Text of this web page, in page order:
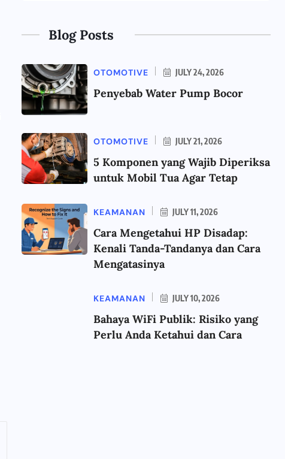
Blog Posts
OTOMOTIVE JULY 24, 2026
Penyebab Water Pump Bocor
OTOMOTIVE JULY 21, 2026
5 Komponen yang Wajib Diperiksa
untuk Mobil Tua Agar Tetap
KEAMANAN JULY 11, 2026
Cara Mengetahui HP Disadap:
Kenali Tanda-Tandanya dan Cara
Mengatasinya
KEAMANAN JULY 10, 2026
Bahaya WiFi Publik: Risiko yang
Perlu Anda Ketahui dan Cara